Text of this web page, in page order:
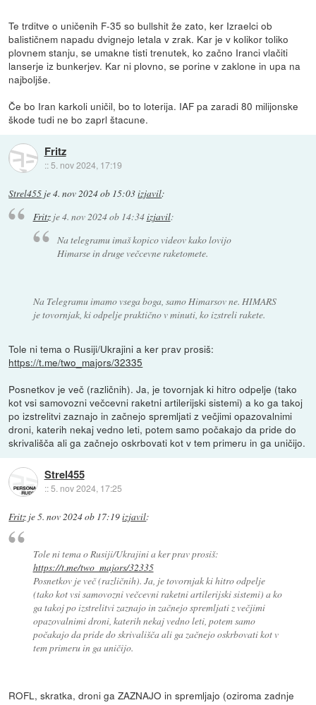
Te trditve o uničenih F-35 so bullshit že zato, ker Izraelci ob
balističnem napadu dvignejo letala v zrak. Kar je v kolikor toliko
plovnem stanju, se umakne tisti trenutek, ko začno Iranci vlačiti
lanserje iz bunkerjev. Kar ni plovno, se porine v zaklone in upa na
najboljše.
Če bo Iran karkoli uničil, bo to loterija. IAF pa zaradi 80 milijonske
škode tudi ne bo zaprl štacune.
Fritz
:: 5. nov 2024, 17:19
Strel455 je4. nov 2024 ob 15:03izjavil:
Fritzje4. nov 2024 ob 14:34izjavil:
Na telegramu imaš kopico videov kako lovijo
Himarse in druge večcevne raketomete.
Na Telegramu imamo vsega boga, samo Himarsov ne. HIMARS
je tovornjak, ki odpelje praktično v minuti, ko izstreli rakete.
Tole ni tema o Rusiji/Ukrajini a ker prav prosiš:
https://t.me/two_majors/32335
Posnetkov je več (različnih). Ja, je tovornjak ki hitro odpelje (tako
kot vsi samovozni večcevni raketni artilerijski sistemi) a ko ga takoj
po izstrelitvi zaznajo in začnejo spremljati z večjimi opazovalnimi
droni, katerih nekaj vedno leti, potem samo počakajo da pride do
skrivališča ali ga začnejo oskrbovati kot v tem primeru in ga uničijo.
Strel455
::5. nov 2024, 17:25
Fritz je5. nov 2024 ob 17:19izjavil:
Tole ni tema o Rusiji/Ukrajini a ker prav prosiš:
https://t.me/two_majors/32335
Posnetkov je več (različnih). Ja, je tovornjak ki hitro odpelje
(tako kot vsi samovozni večcevni raketni artilerijski sistemi) a ko
ga takoj po izstrelitvi zaznajo in začnejo spremljati z večjimi
opazovalnimi droni, katerih nekaj vedno leti, potem samo
počakajo da pride do skrivališča ali ga začnejo oskrbovati kot v
tem primeru in ga uničijo.
ROFL, skratka, droni ga ZAZNAJO in spremljajo (oziroma zadnje